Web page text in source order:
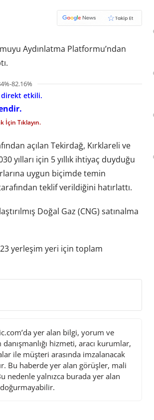
Aydınlatma Platformu’ndan
82.16%
direkt etkili.
İçin Tıklayın.
açılan Tekirdağ, Kırklareli ve
yılları için 5 yıllık ihtiyaç duyduğu
uygun biçimde temin
teklif verildiğini hatırlattı.
Doğal Gaz (CNG) satınalma
yerleşim yeri için toplam
yer alan bilgi, yorum ve
danışmanlığı hizmeti, aracı kurumlar,
ile müşteri arasında imzalanacak
Bu haberde yer alan görüşler, mali
yalnızca burada yer alan